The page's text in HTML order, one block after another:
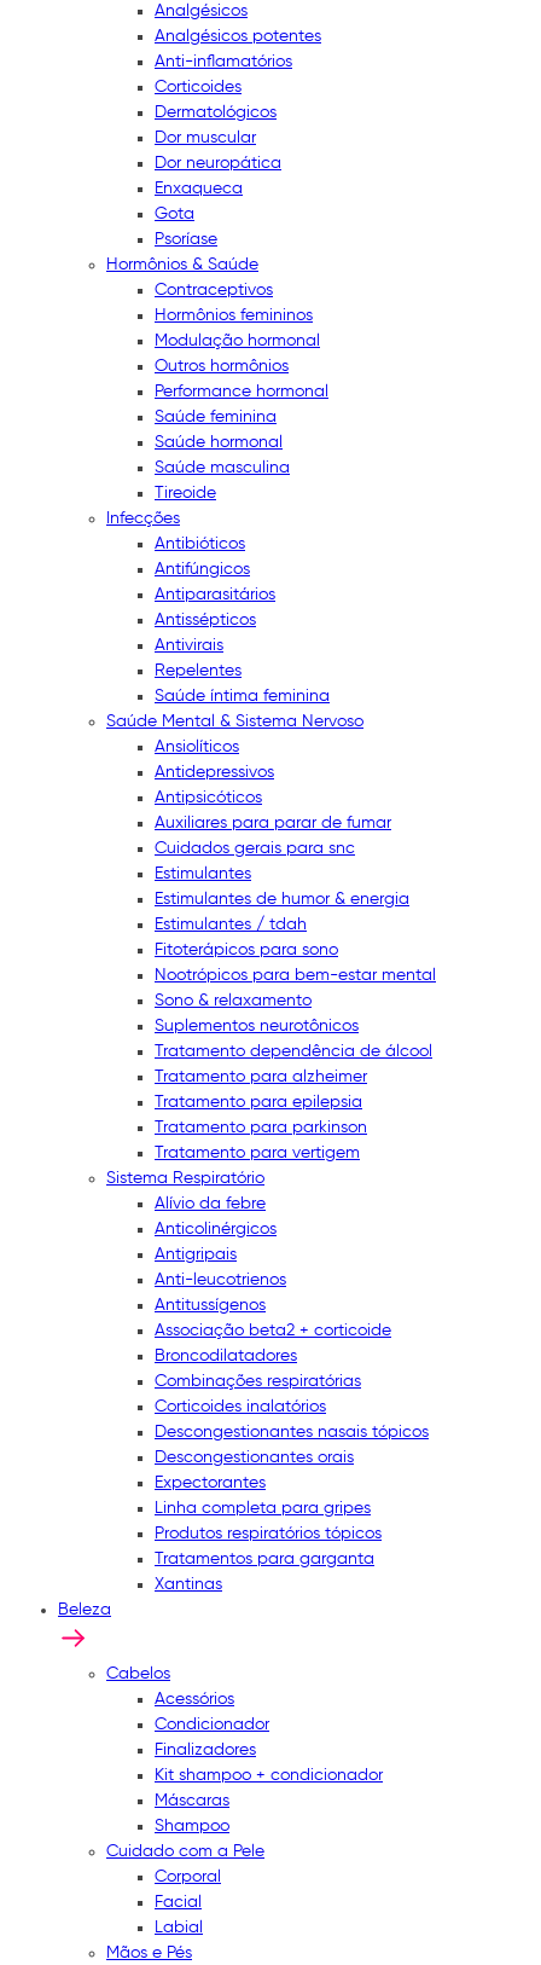
Analgésicos
Analgésicos potentes
Anti-inflamatórios
Corticoides
Dermatológicos
Dor muscular
Dor neuropática
Enxaqueca
Gota
Psoríase
Hormônios & Saúde
Contraceptivos
Hormônios femininos
Modulação hormonal
Outros hormônios
Performance hormonal
Saúde feminina
Saúde hormonal
Saúde masculina
Tireoide
Infecções
Antibióticos
Antifúngicos
Antiparasitários
Antissépticos
Antivirais
Repelentes
Saúde íntima feminina
Saúde Mental & Sistema Nervoso
Ansiolíticos
Antidepressivos
Antipsicóticos
Auxiliares para parar de fumar
Cuidados gerais para snc
Estimulantes
Estimulantes de humor & energia
Estimulantes / tdah
Fitoterápicos para sono
Nootrópicos para bem-estar mental
Sono & relaxamento
Suplementos neurotônicos
Tratamento dependência de álcool
Tratamento para alzheimer
Tratamento para epilepsia
Tratamento para parkinson
Tratamento para vertigem
Sistema Respiratório
Alívio da febre
Anticolinérgicos
Antigripais
Anti-leucotrienos
Antitussígenos
Associação beta2 + corticoide
Broncodilatadores
Combinações respiratórias
Corticoides inalatórios
Descongestionantes nasais tópicos
Descongestionantes orais
Expectorantes
Linha completa para gripes
Produtos respiratórios tópicos
Tratamentos para garganta
Xantinas
Beleza
Cabelos
Acessórios
Condicionador
Finalizadores
Kit shampoo + condicionador
Máscaras
Shampoo
Cuidado com a Pele
Corporal
Facial
Labial
Mãos e Pés